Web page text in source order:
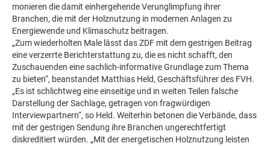
monieren die damit einhergehende Verunglimpfung ihrer
Branchen, die mit der Holznutzung in modernen Anlagen zu
Energiewende und Klimaschutz beitragen.
„Zum wiederholten Male lässt das ZDF mit dem gestrigen Beitrag
eine verzerrte Berichterstattung zu, die es nicht schafft, den
Zuschauenden eine sachlich-informative Grundlage zum Thema
zu bieten“, beanstandet Matthias Held, Geschäftsführer des FVH.
„Es ist schlichtweg eine einseitige und in weiten Teilen falsche
Darstellung der Sachlage, getragen von fragwürdigen
Interviewpartnern“, so Held. Weiterhin betonen die Verbände, dass
mit der gestrigen Sendung ihre Branchen ungerechtfertigt
diskreditiert würden. „Mit der energetischen Holznutzung leisten